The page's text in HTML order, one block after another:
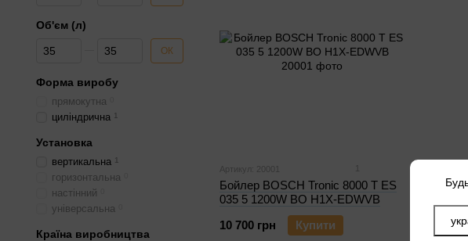
Артикул: 20001
Бойлер BOSCH Tronic 8000 T ES
035 5 1200W BO H1X-EDWVB
10 700 грн
Купити
Об'єм (л)
Від Об'єм (л)
До Об'єм (л) ОК
Форма виробу
прямокутна
циліндрична 1
Установка
вертикальна 1
горизонтальна
настінний
універсальна
Країна виробництва